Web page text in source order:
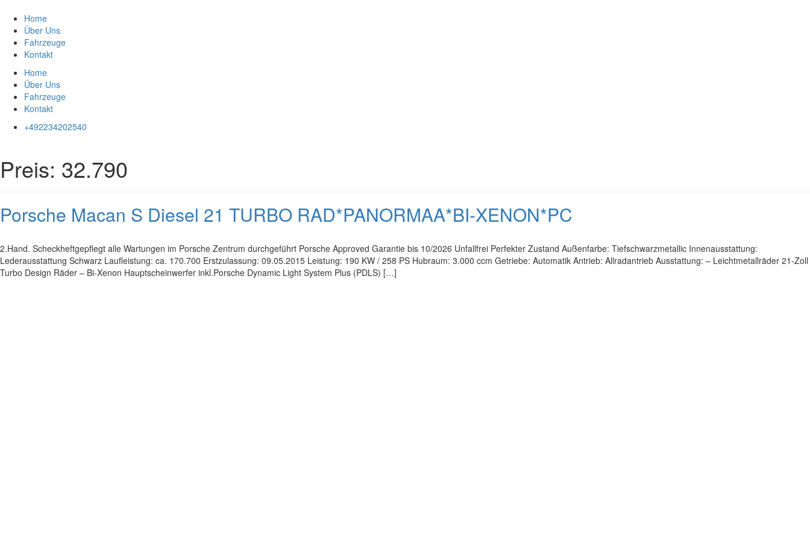
Inhalt
springen
Home
Über Uns
Fahrzeuge
Kontakt
Home
Über Uns
Fahrzeuge
Kontakt
+492234202540
Preis: 32.790
Porsche Macan S Diesel 21 TURBO RAD*PANORMAA*BI-XENON*PC
2.Hand. Scheckheftgepflegt alle Wartungen im Porsche Zentrum durchgeführt Porsche Approved Garantie bis 10/2026 Unfallfrei Perfekter Zustand Außenfarbe: Tiefschwarzmetallic Innenausstattung:
Lederausstattung Schwarz Laufleistung: ca. 170.700 Erstzulassung: 09.05.2015 Leistung: 190 KW / 258 PS Hubraum: 3.000 ccm Getriebe: Automatik Antrieb: Allradantrieb Ausstattung: – Leichtmetallräder 21-Zoll
Turbo Design Räder – Bi-Xenon Hauptscheinwerfer inkl.Porsche Dynamic Light System Plus (PDLS) […]